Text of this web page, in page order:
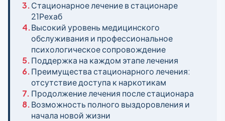
3.Стационарное лечение в стационаре
21Рехаб
4.Высокий уровень медицинского
обслуживания и профессиональное
психологическое сопровождение
5.Поддержка на каждом этапе лечения
6.Преимущества стационарного лечения:
отсутствие доступа к наркотикам
7. Продолжение лечения после стационара
8.Возможность полного выздоровления и
начала новой жизни